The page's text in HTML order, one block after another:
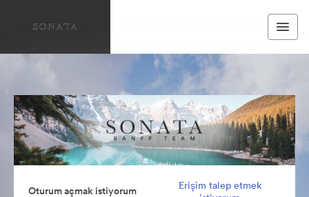
Oturum açmak istiyorum
Erişim talep etmek